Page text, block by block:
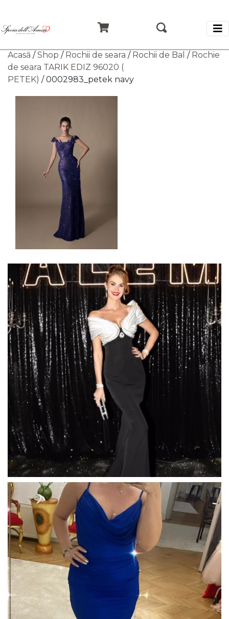
Acasă /Shop / Rochii de seara / Rochii de Bal / Rochie
de seara TARIK EDIZ 96020 (
PETEK) / 0002983_petek navy